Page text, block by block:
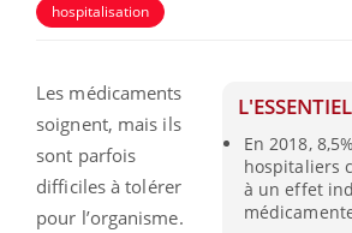
hospitalisation
L'ESSENTIEL
En 2018,
hospitaliers
à un effet
Les médicaments
soignent, mais ils
sont parfois
difficiles à tolérer
pour l’organisme.